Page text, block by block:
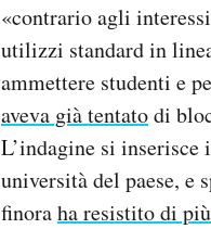
«contrario agli
utilizzi standard in
ammettere studenti e
aveva già tentatodi
L’indagine si
università del paese, e
finoraha resistito di più